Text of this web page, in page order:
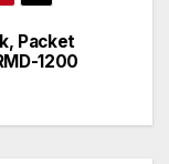
Packet
1200